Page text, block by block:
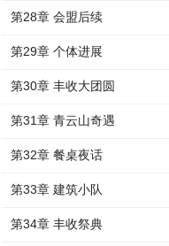
第28章 会盟后续
第29章 个体进展
第30章 丰收大团圆
第31章 青云山奇遇
第32章 餐桌夜话
第33章 建筑小队
第34章 丰收祭典